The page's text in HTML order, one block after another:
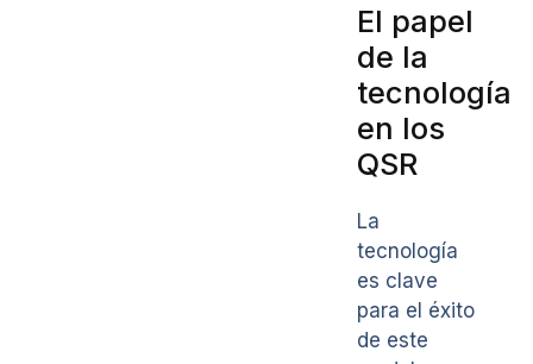
El papel
de la
tecnología
en los
QSR
La
tecnología
es clave
para el éxito
de este